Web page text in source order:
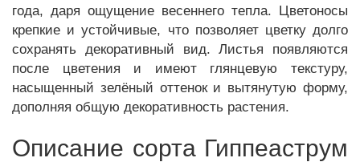
года, даря ощущение весеннего тепла. Цветоносы
крепкие и устойчивые, что позволяет цветку долго
сохранять декоративный вид. Листья появляются
после цветения и имеют глянцевую текстуру,
насыщенный зелёный оттенок и вытянутую форму,
дополняя общую декоративность растения.
Описание сорта Гиппеаструм